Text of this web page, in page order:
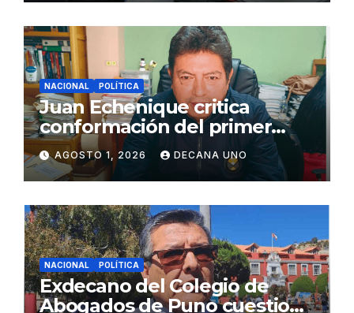
NACIONAL POLÍTICA
Juan Echenique critica
conformación del primer
gabinete ministerial de Keiko
Fujimori
AGOSTO 1, 2026 DECANA UNO
NACIONAL POLÍTICA
Exdecano del Colegio de
Abogados de Puno cuestiona